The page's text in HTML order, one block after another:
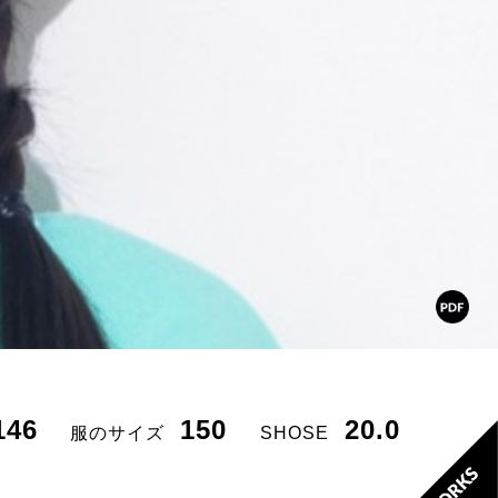
服のサイズ 150 SHOSE 20.0